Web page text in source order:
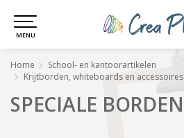
MENU
Home
School- en kantoorartikelen
Krijtborden, whiteboards en accessoires
SPECIALE BORDEN